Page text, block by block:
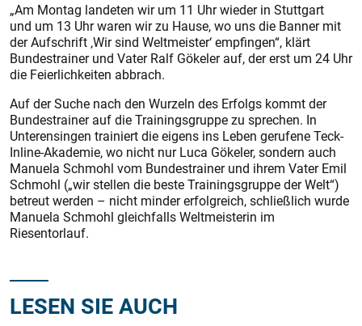
„Am Montag landeten wir um 11 Uhr wieder in Stuttgart
und um 13 Uhr waren wir zu Hause, wo uns die Banner mit
der Aufschrift ‚Wir sind Weltmeister‘ empfingen“, klärt
Bundestrainer und Vater Ralf Gökeler auf, der erst um 24 Uhr
die Feierlichkeiten abbrach.
Auf der Suche nach den Wurzeln des Erfolgs kommt der
Bundestrainer auf die Trainingsgruppe zu sprechen. In
Unterensingen trainiert die eigens ins Leben gerufene Teck-
Inline-Akademie, wo nicht nur Luca Gökeler, sondern auch
Manuela Schmohl vom Bundestrainer und ihrem Vater Emil
Schmohl („wir stellen die beste Trainingsgruppe der Welt“)
betreut werden – nicht minder erfolgreich, schließlich wurde
Manuela Schmohl gleichfalls Weltmeisterin im
Riesentorlauf.
LESEN SIE AUCH